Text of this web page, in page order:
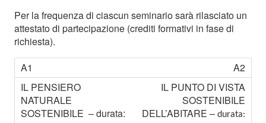
Per la frequenza di ciascun seminario sarà rilasciato un
attestato di partecipazione (crediti formativi in fase di
richiesta).
A2
IL PUNTO DI VISTA
SOSTENIBILE
DELL’ABITARE – durata: